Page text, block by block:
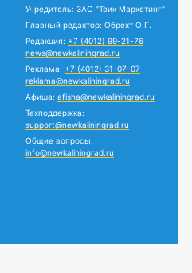
Учредитель: ЗАО "Твик Маркетинг"
Главный редактор: Обрехт О.Г.
Редакция: +7 (4012) 99-21-76
news@newkaliningrad.ru
Реклама: +7 (4012) 31-07-07
reklama@newkaliningrad.ru
Афиша: afisha@newkaliningrad.ru
Техподдержка:
support@newkaliningrad.ru
Общие вопросы:
info@newkaliningrad.ru